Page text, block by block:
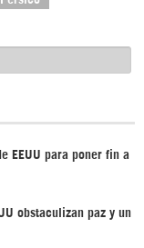
EEUU para poner fin a
obstaculizan paz y un